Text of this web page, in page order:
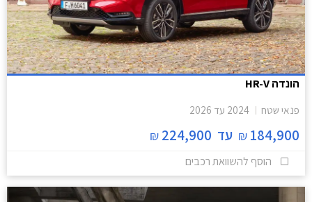
הונדה HR-V
פנאי שטח 2024 עד 2026
184,900
₪ עד 224,900
₪
הוסף להשוואת רכבים